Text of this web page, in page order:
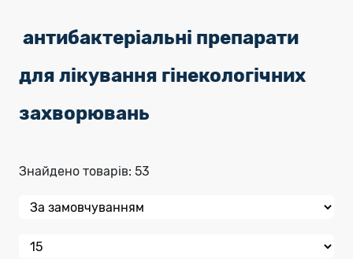
антибактеріальні препарати
для лікування гінекологічних
захворювань
Знайдено товарів: 53